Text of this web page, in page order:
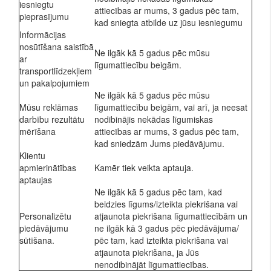
iesniegtu
pieprasījumu
attiecības ar mums, 3 gadus pēc tam,
kad sniegta atbilde uz jūsu iesniegumu
Informācijas
nosūtīšana saistībā
ar
transportlīdzekļiem
un pakalpojumiem
Ne ilgāk kā 5 gadus pēc mūsu
līgumattiecību beigām.
Mūsu reklāmas
darbību rezultātu
mērīšana
Ne ilgāk kā 5 gadus pēc mūsu
līgumattiecību beigām, vai arī, ja neesat
nodibinājis nekādas līgumiskas
attiecības ar mums, 3 gadus pēc tam,
kad sniedzām Jums piedāvājumu.
Klientu
apmierinātības
aptaujas
Kamēr tiek veikta aptauja.
Personalizētu
piedāvājumu
sūtīšana.
Ne ilgāk kā 5 gadus pēc tam, kad
beidzies līgums/izteikta piekrišana vai
atjaunota piekrišana līgumattiecībām un
ne ilgāk kā 3 gadus pēc piedāvājuma/
pēc tam, kad izteikta piekrišana vai
atjaunota piekrišana, ja Jūs
nenodibinājāt līgumattiecības.